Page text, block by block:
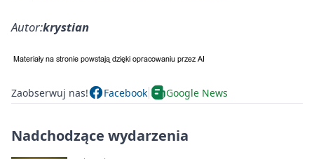
Autor:krystian
Zaobserwuj nas! Facebook Google News
Nadchodzące wydarzenia